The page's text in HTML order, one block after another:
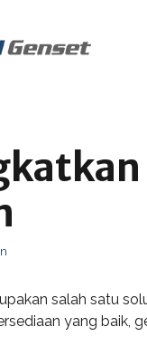
salah satu
yang baik,